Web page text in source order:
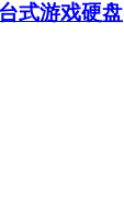
式游戏硬盘